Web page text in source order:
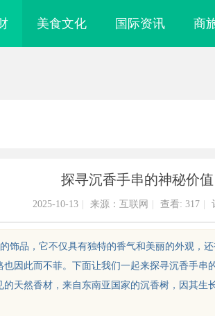
美食文化 国际资讯 商
探寻沉香手串的神秘价值
2025-10-13 来源：互联网 查看: 317
饰品，它不仅具有独特的香气和美丽的外观，
因此而不菲。下面让我们一起来探寻沉香手串
天然香材，来自东南亚国家的沉香树，因其生